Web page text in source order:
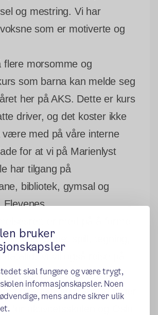
bruker
skal fungere og være trygt,
informasjonskapsler. Noen
mens andre sikrer ulik
og mestring. Vi har
som er motiverte og
flere morsomme og
som barna kan melde seg
her på AKS. Dette er kurs
driver, og det koster ikke
være med på våre interne
for at vi på Marienlyst
har tilgang på
bibliotek, gymsal og
Elevenes
har blant annet spill, tegning,
datatid. Vi vil også reise på
spontane og planlagte.
pedagogiske planene ligger
for aktivitetsskolen og Oslo